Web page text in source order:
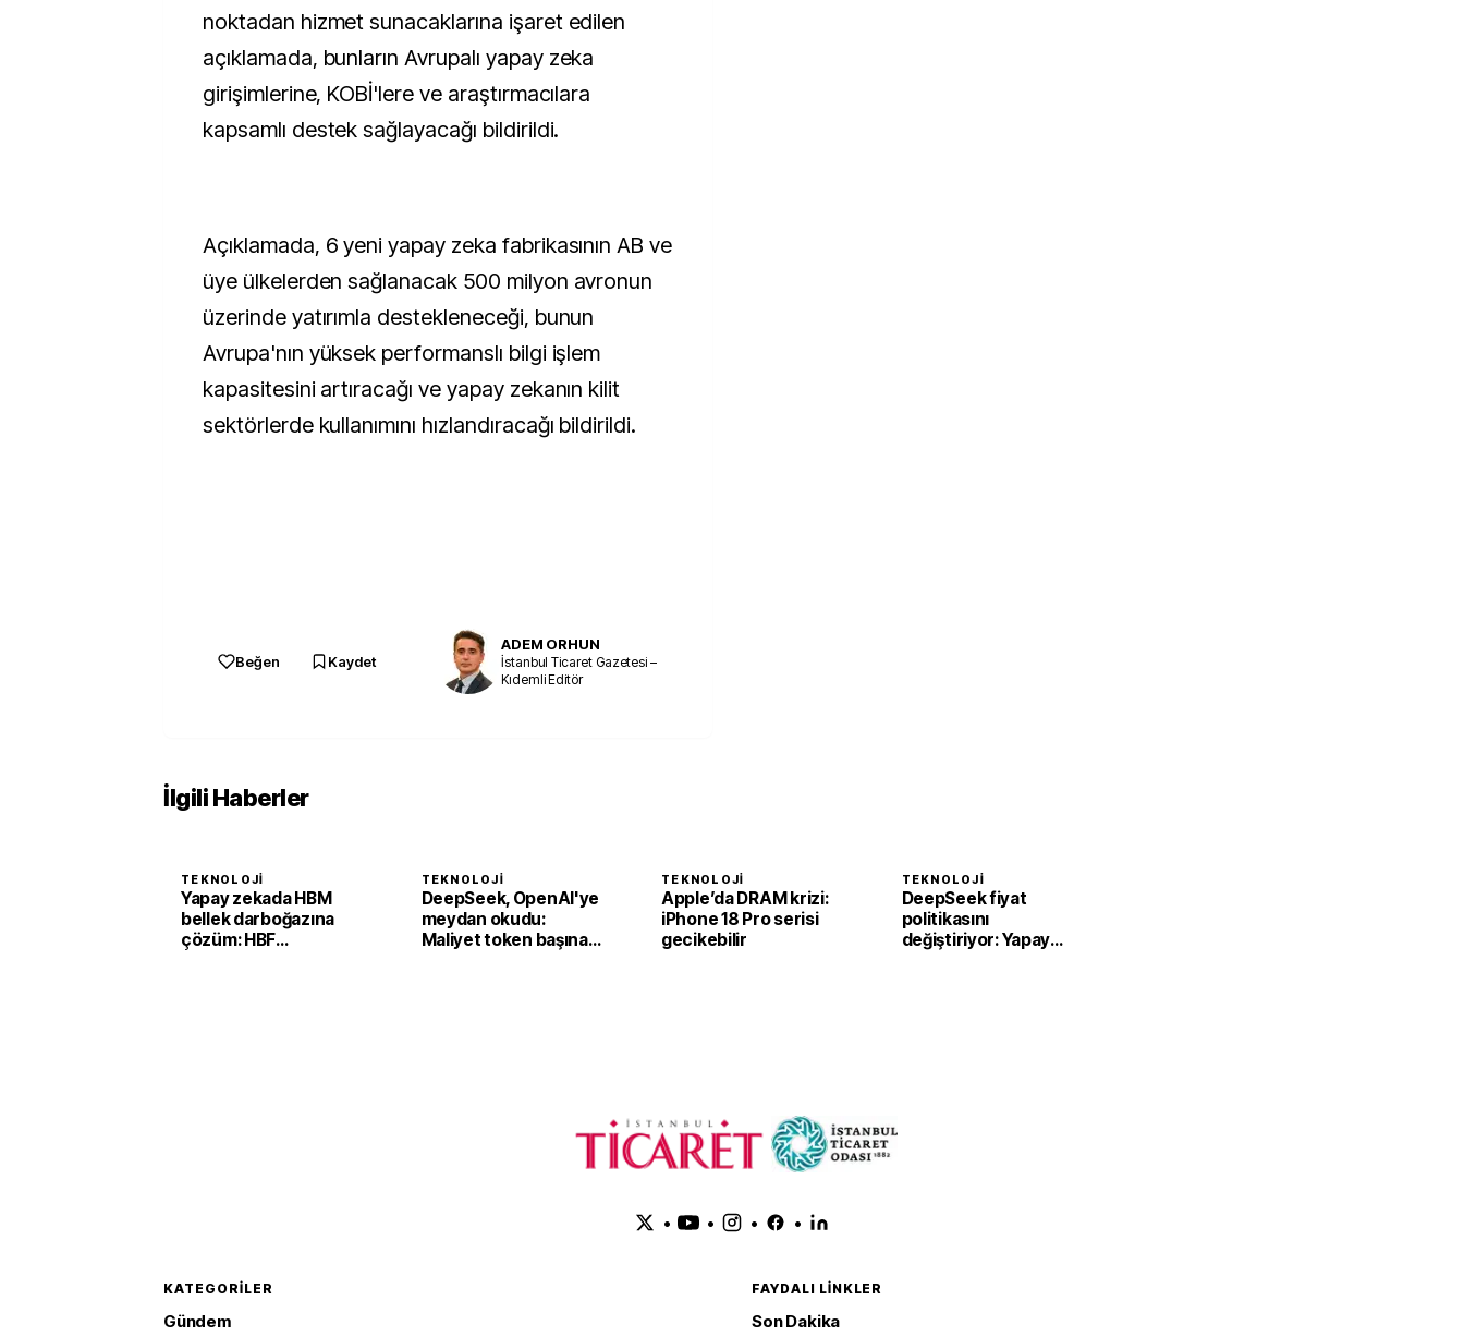
noktadan hizmet sunacaklarına işaret edilen
açıklamada, bunların Avrupalı yapay zeka
girişimlerine, KOBİ'lere ve araştırmacılara
kapsamlı destek sağlayacağı bildirildi.
Açıklamada, 6 yeni yapay zeka fabrikasının AB ve
üye ülkelerden sağlanacak 500 milyon avronun
üzerinde yatırımla destekleneceği, bunun
Avrupa'nın yüksek performanslı bilgi işlem
kapasitesini artıracağı ve yapay zekanın kilit
sektörlerde kullanımını hızlandıracağı bildirildi.
Beğen Kaydet
ADEM ORHUN
İstanbul Ticaret Gazetesi –
Kıdemli Editör
İlgili Haberler
TEKNOLOJI
Yapay zekada HBM
bellek darboğazına
çözüm: HBF
TEKNOLOJI
DeepSeek, OpenAI'ye
meydan okudu:
Maliyet token başına
TEKNOLOJI
Apple’da DRAM krizi:
iPhone 18 Pro serisi
gecikebilir
TEKNOLOJI
DeepSeek fiyat
politikasını
değiştiriyor: Yapay
• • • •
KATEGORILER
Gündem
FAYDALI LINKLER
Son Dakika